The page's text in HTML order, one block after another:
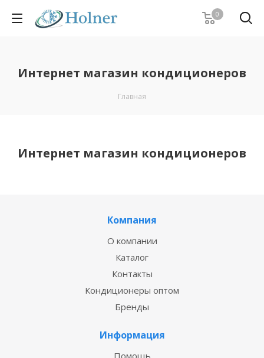
0
Интернет магазин кондиционеров
Главная
Интернет магазин кондиционеров
Компания
О компании
Каталог
Контакты
Кондиционеры оптом
Бренды
Информация
Помощь